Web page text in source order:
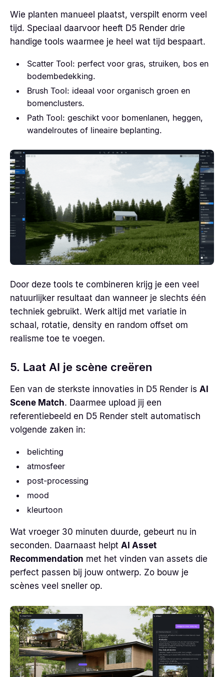
Wie planten manueel plaatst, verspilt enorm veel
tijd. Speciaal daarvoor heeft D5 Render drie
handige tools waarmee je heel wat tijd bespaart.
Scatter Tool: perfect voor gras, struiken, bos en
bodembedekking.
Brush Tool: ideaal voor organisch groen en
bomenclusters.
Path Tool: geschikt voor bomenlanen, heggen,
wandelroutes of lineaire beplanting.
Door deze tools te combineren krijg je een veel
natuurlijker resultaat dan wanneer je slechts één
techniek gebruikt. Werk altijd met variatie in
schaal, rotatie, density en random offset om
realisme toe te voegen.
5. Laat AI je scène creëren
Een van de sterkste innovaties in D5 Render is AI
Scene Match. Daarmee upload jij een
referentiebeeld en D5 Render stelt automatisch
volgende zaken in:
belichting
atmosfeer
post-processing
mood
kleurtoon
Wat vroeger 30 minuten duurde, gebeurt nu in
seconden. Daarnaast helpt AI Asset
Recommendation met het vinden van assets die
perfect passen bij jouw ontwerp. Zo bouw je
scènes veel sneller op.